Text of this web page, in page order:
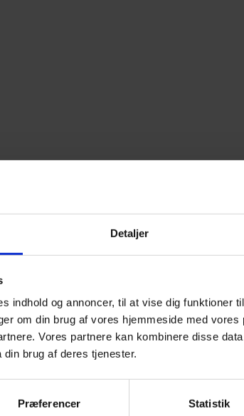
Detaljer
indhold og annoncer, til at vise dig funktioner
om din brug af vores hjemmeside med vores
Vores partnere kan kombinere disse
brug af deres tjenester.
Præferencer Statistik